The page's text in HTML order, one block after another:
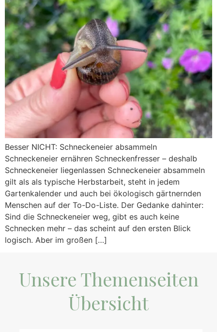
Besser NICHT: Schneckeneier absammeln
Schneckeneier ernähren Schneckenfresser – deshalb
Schneckeneier liegenlassen Schneckeneier absammeln
gilt als als typische Herbstarbeit, steht in jedem
Gartenkalender und auch bei ökologisch gärtnernden
Menschen auf der To-Do-Liste. Der Gedanke dahinter:
Sind die Schneckeneier weg, gibt es auch keine
Schnecken mehr – das scheint auf den ersten Blick
logisch. Aber im großen […]
Unsere Themenseiten
Übersicht